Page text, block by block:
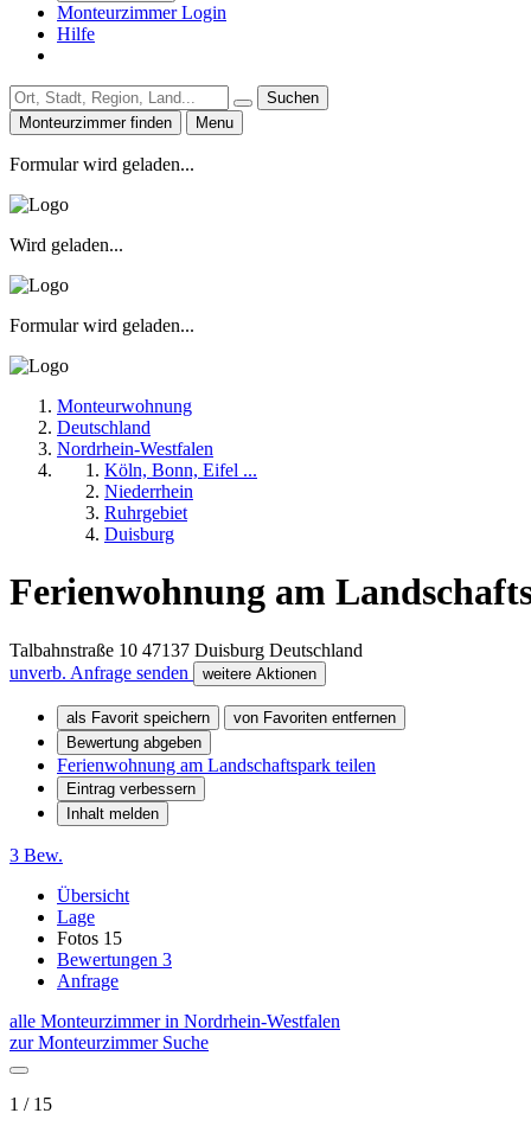
Monteurzimmer Login
Hilfe
Suchen
Monteurzimmer finden
Menu
Formular wird geladen...
Wird geladen...
Formular wird geladen...
Monteurwohnung
Deutschland
Nordrhein-Westfalen
Köln, Bonn, Eifel ...
Niederrhein
Ruhrgebiet
Duisburg
Ferienwohnung am
Talbahnstraße 10 47137 Duisburg Deutschland
unverb. Anfrage senden
weitere Aktionen
als Favorit speichern
von Favoriten entfernen
Bewertung abgeben
Ferienwohnung am Landschaftspark teilen
Eintrag verbessern
Inhalt melden
3 Bew.
Übersicht
Lage
Fotos 15
Bewertungen 3
Anfrage
alle Monteurzimmer in Nordrhein-Westfalen
zur Monteurzimmer Suche
1 / 15